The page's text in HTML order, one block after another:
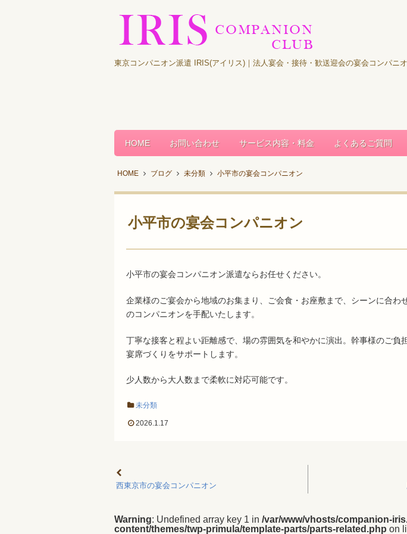
東京コンパニオン派遣 IRIS(アイリス)｜法人宴会・接待・歓送迎会の宴会コンパニ
HOME お問い合わせ サービス内容・料金 よくあるご質問
HOME ブログ 未分類 小平市の宴会コンパニオン
小平市の宴会コンパニオン
小平市の宴会コンパニオン派遣ならお任せください。
企業様のご宴会から地域のお集まり、ご会食・お座敷まで、シーンに合わ
のコンパニオンを手配いたします。
丁寧な接客と程よい距離感で、場の雰囲気を和やかに演出。幹事様のご負
宴席づくりをサポートします。
少人数から大人数まで柔軟に対応可能です。
未分類
2026.1.17
西東京市の宴会コンパニオン
Warning: Undefined array key 1 in /var/www/vhosts/companion-
content/themes/twp-primula/template-parts/parts-related.php on